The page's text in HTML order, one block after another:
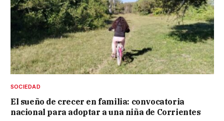
SOCIEDAD
El sueño de crecer en familia: convocatoria
nacional para adoptar a una niña de Corrientes